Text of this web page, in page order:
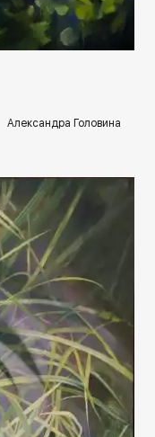
Александра Головина